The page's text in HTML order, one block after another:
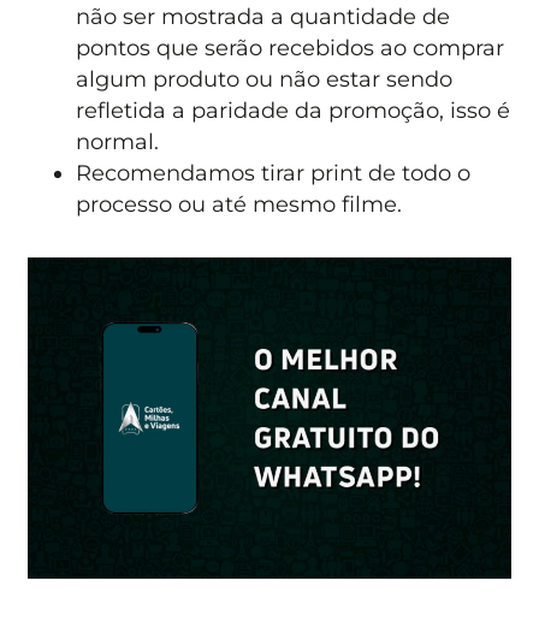
não ser mostrada a quantidade de
pontos que serão recebidos ao comprar
algum produto ou não estar sendo
refletida a paridade da promoção, isso é
normal.
Recomendamos tirar print de todo o
processo ou até mesmo filme.